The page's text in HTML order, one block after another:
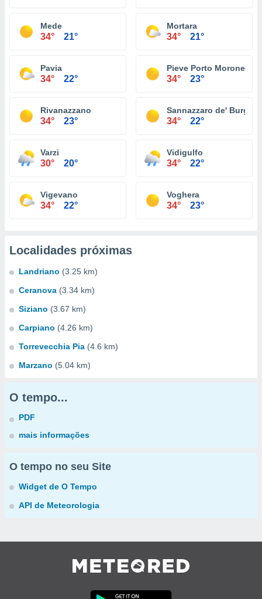
Mede
34° 21°
Mortara
34° 21°
Pavia
34° 22°
Pieve Porto Morone
34° 23°
Rivanazzano
34° 23°
Sannazzaro de'
34° 22°
Varzi
30° 20°
Vidigulfo
34° 22°
Vigevano
34° 22°
Voghera
34° 23°
Localidades próximas
Landriano (3.25 km)
Ceranova (3.34 km)
Siziano (3.67 km)
Carpiano (4.26 km)
Torrevecchia Pia (4.6 km)
Marzano (5.04 km)
O tempo...
PDF
mais informações
O tempo no seu Site
Widget de O Tempo
API de Meteorologia